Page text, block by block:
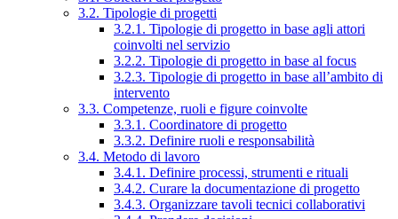
3.2. Tipologie di progetti
3.2.1. Tipologie di progetto in base agli attori
coinvolti nel servizio
3.2.2. Tipologie di progetto in base al focus
3.2.3. Tipologie di progetto in base all’ambito di
intervento
3.3. Competenze, ruoli e figure coinvolte
3.3.1. Coordinatore di progetto
3.3.2. Definire ruoli e responsabilità
3.4. Metodo di lavoro
3.4.1. Definire processi, strumenti e rituali
3.4.2. Curare la documentazione di progetto
3.4.3. Organizzare tavoli tecnici collaborativi